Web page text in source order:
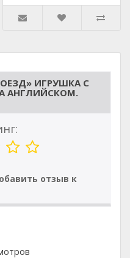
ИГРУШКА С
АНГЛИЙСКОМ.
отзыв к